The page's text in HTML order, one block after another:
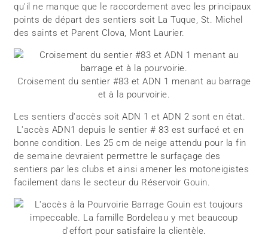
qu'il ne manque que le raccordement avec les principaux
points de départ des sentiers soit La Tuque, St. Michel
des saints et Parent Clova, Mont Laurier.
Croisement du sentier #83 et ADN 1 menant au barrage
et à la pourvoirie.
Les sentiers d'accès soit ADN 1 et ADN 2 sont en état.
L'accès ADN1 depuis le sentier # 83 est surfacé et en
bonne condition. Les 25 cm de neige attendu pour la fin
de semaine devraient permettre le surfaçage des
sentiers par les clubs et ainsi amener les motoneigistes
facilement dans le secteur du Réservoir Gouin.